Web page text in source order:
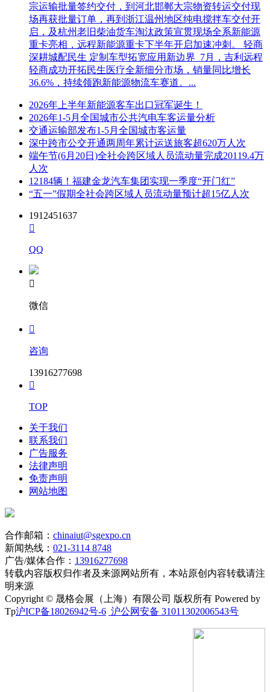
宗运输批量签约交付，到河北邯郸大宗物资转运交付现
场再获批量订单，再到浙江温州地区纯电搅拌车交付开
启，及杭州老旧柴油货车淘汰政策宣贯现场全系新能源
重卡亮相，远程新能源重卡下半年开启加速冲刺。 轻商
深耕城配民生 定制车型拓宽应用新边界 7月，吉利远程
轻商成功开拓民生医疗全新细分市场，销量同比增长
36.6%，持续领跑新能源物流车赛道。...
2026年上半年新能源客车出口冠军诞生！
2026年1-5月全国城市公共汽电车客运量分析
交通运输部发布1-5月全国城市客运量
深中跨市公交开通两周年累计运送旅客超620万人次
端午节(6月20日)全社会跨区域人员流动量完成20119.4万
人次
12184辆！福建金龙汽车集团实现一季度“开门红”
“五一”假期全社会跨区域人员流动量预计超15亿人次
1912451637

QQ

微信

咨询
13916277698

TOP
关于我们
联系我们
广告服务
法律声明
免责声明
网站地图
合作邮箱： chinaiut@sgexpo.cn
新闻热线： 021-3114 8748
广告/媒体合作： 13916277698
转载内容版权归作者及来源网站所有，本站原创内容转载请注
明来源
Copyright © 晟格会展（上海）有限公司 版权所有 Powered by
Tp沪ICP备18026942号-6 沪公网安备 31011302006543号